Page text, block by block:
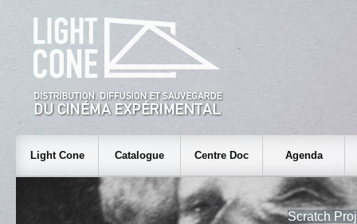
Light Cone Catalogue Centre Doc Agenda
Scratch